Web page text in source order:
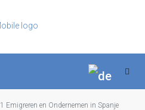
1 Emigreren en Ondernemen in Spanje